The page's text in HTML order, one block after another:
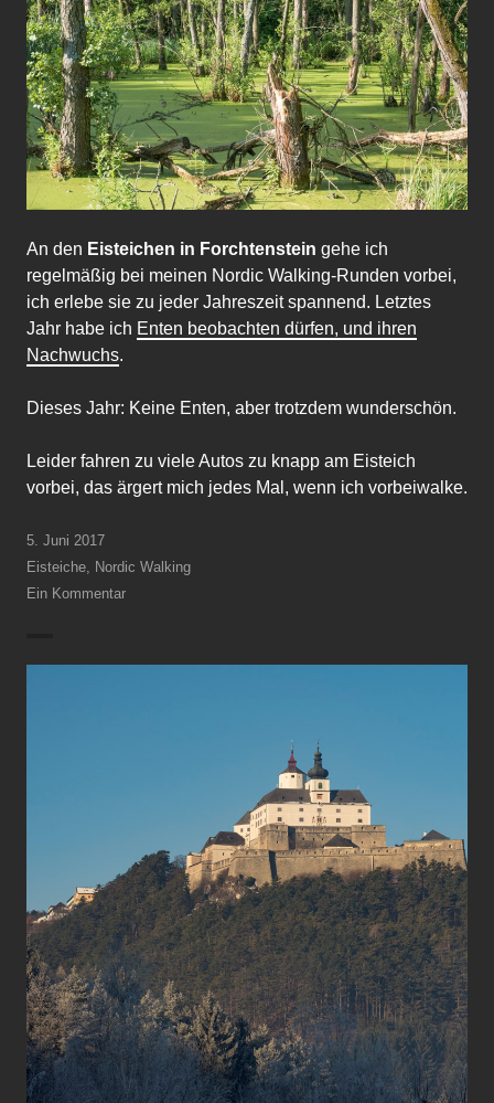
An den Eisteichen in Forchtenstein gehe ich
regelmäßig bei meinen Nordic Walking-Runden vorbei,
ich erlebe sie zu jeder Jahreszeit spannend. Letztes
Jahr habe ich Enten beobachten dürfen, und ihren
Nachwuchs.
Dieses Jahr: Keine Enten, aber trotzdem wunderschön.
Leider fahren zu viele Autos zu knapp am Eisteich
vorbei, das ärgert mich jedes Mal, wenn ich vorbeiwalke.
5. Juni 2017
Eisteiche, Nordic Walking
Ein Kommentar